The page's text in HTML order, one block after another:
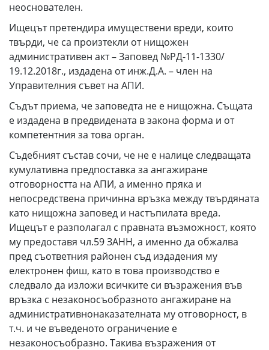
неоснователен.
Ищецът претендира имуществени вреди, които
твърди, че са произтекли от нищожен
административен акт – Заповед №РД-11-1330/
19.12.2018г., издадена от инж.Д.А. – член на
Управителния съвет на АПИ.
Съдът приема, че заповедта не е нищожна. Същата
е издадена в предвидената в закона форма и от
компетент­ния за това орган.
Съдебният състав сочи, че не е налице следващата
кумулативна предпоставка за ангажиране
отговорност­та на АПИ, а именно пряка и
непосредствена причинна връзка между твър­дяната
като нищожна заповед и настъпилата вреда.
Ищецът е разполагал с правната възможност, която
му предоставя чл.59 ЗАНН, а именно да обжалва
пред съот­ветния районен съд издадения му
електронен фиш, като в това производство е
следвало да изложи всичките си възражения във
връзка с незаконосъобразното ангажиране на
административнонаказателната му отговорност, в
т.ч. и че въведеното огра­ничение е
незаконосъобразно. Такива възражения от